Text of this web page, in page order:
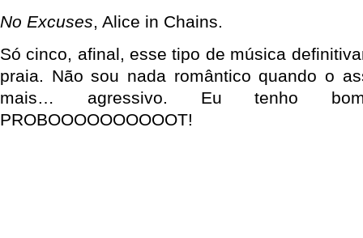
No Excuses, Alice in Chains.
Só cinco, afinal, esse tipo de música
praia. Não sou nada romântico quando o
mais… agressivo. Eu tenho
PROBOOOOOOOOOOT!